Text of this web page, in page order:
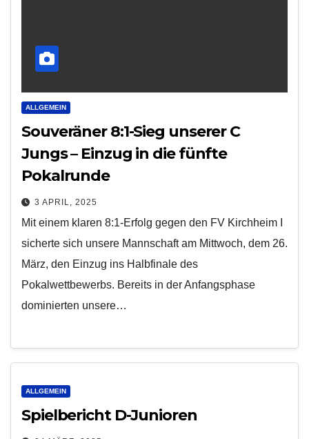
ALLGEMEIN
Souveräner 8:1-Sieg unserer C
Jungs – Einzug in die fünfte
Pokalrunde
3 APRIL, 2025
Mit einem klaren 8:1-Erfolg gegen den FV Kirchheim I
sicherte sich unsere Mannschaft am Mittwoch, dem 26.
März, den Einzug ins Halbfinale des
Pokalwettbewerbs. Bereits in der Anfangsphase
dominierten unsere…
ALLGEMEIN
Spielbericht D-Junioren